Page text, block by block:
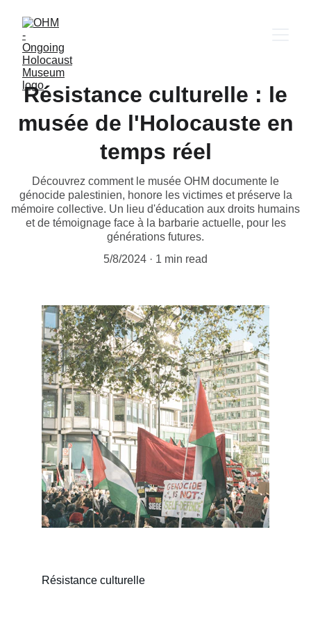
Résistance culturelle : le
musée de l'Holocauste en
temps réel
Découvrez comment le musée OHM documente le
génocide palestinien, honore les victimes et préserve la
mémoire collective. Un lieu d'éducation aux droits humains
et de témoignage face à la barbarie actuelle, pour les
générations futures.
5/8/2024
1 min read
Résistance culturelle